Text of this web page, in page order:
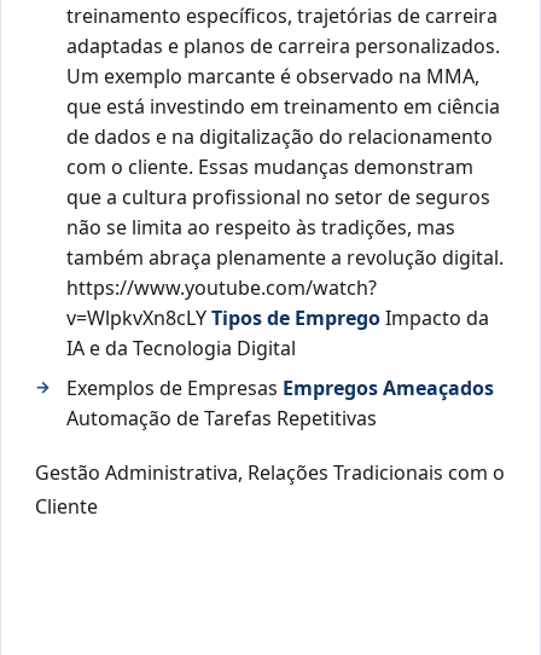
treinamento específicos, trajetórias de carreira
adaptadas e planos de carreira personalizados.
Um exemplo marcante é observado na MMA,
que está investindo em treinamento em ciência
de dados e na digitalização do relacionamento
com o cliente. Essas mudanças demonstram
que a cultura profissional no setor de seguros
não se limita ao respeito às tradições, mas
também abraça plenamente a revolução digital.
https://www.youtube.com/watch?
v=WlpkvXn8cLYTipos de EmpregoImpacto da
IA ​​e da Tecnologia Digital
Exemplos de Empresas Empregos Ameaçados
Automação de Tarefas Repetitivas
Gestão Administrativa, Relações Tradicionais com o
Cliente